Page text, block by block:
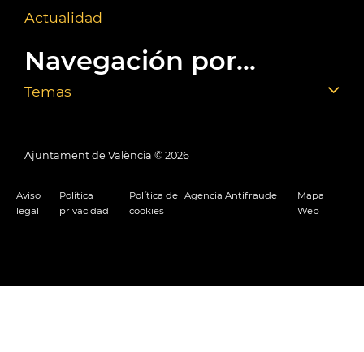
Actualidad
Navegación por...
Temas
Ajuntament de València © 2026
Aviso
legal
Política
privacidad
Política de
cookies
Agencia Antifraude
Mapa
Web